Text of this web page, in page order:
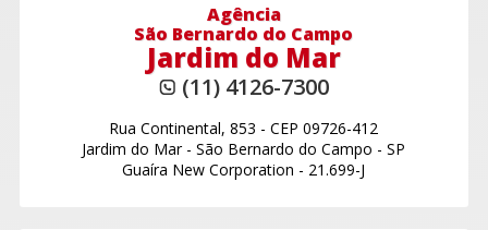
Agência
São Bernardo do Campo
Jardim do Mar
(11) 4126-7300
Rua Continental, 853 -CEP 09726-412
Jardim do Mar-São Bernardo do Campo - SP
Guaíra New Corporation - 21.699-J